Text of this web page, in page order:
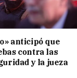
anticipó que
contra las
y la jueza